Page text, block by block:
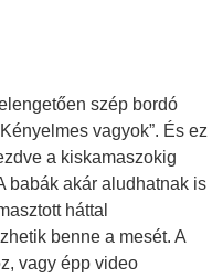
szép bordó
vagyok”. És ez
a kiskamaszokig
babák akár aludhatnak is
háttal
benne a mesét. A
vagy épp video